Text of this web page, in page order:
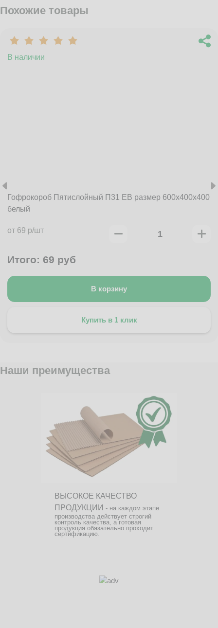
Похожие товары
В наличии
Гофрокороб Пятислойный П31 EB размер 600x400x400
белый
от 69 р/шт
Итого: 69 руб
В корзину
Купить в 1 клик
Наши преимущества
ВЫСОКОЕ КАЧЕСТВО
ПРОДУКЦИИ - на каждом этапе
производства действует строгий
контроль качества, а готовая
продукция обязательно проходит
сертификацию.